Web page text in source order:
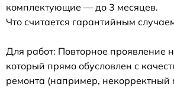
комплектующие — до 3 месяцев.
Что считается гарантийным
Для работ: Повторное проявление
который прямо обусловлен с
ремонта (например, некорректный